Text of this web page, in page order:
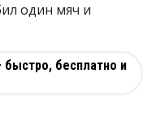
один мяч и
бесплатно и